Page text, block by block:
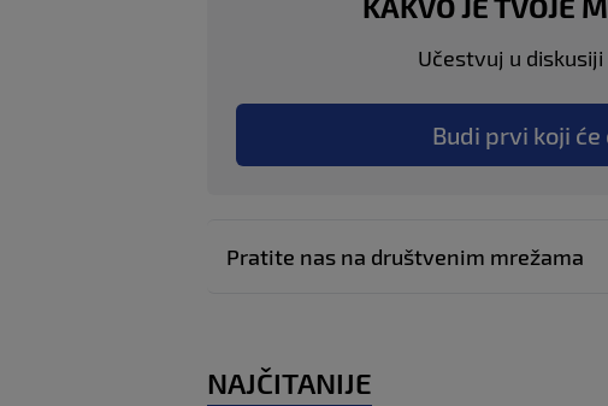
Učestvuj u
Budi prvi koji
Pratite nas na društvenim mrežama
NAJČITANIJE